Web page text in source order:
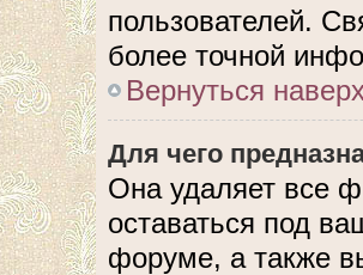
пользователей.
более точной
Вернуться
Для чего
Она удаляет все
оставаться под
форуме, а также